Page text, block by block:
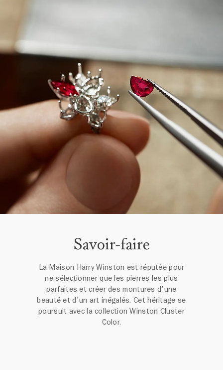
Savoir-faire
La Maison Harry Winston est réputée pour
ne sélectionner que les pierres les plus
parfaites et créer des montures d'une
beauté et d'un art inégalés. Cet héritage se
poursuit avec la collection Winston Cluster
Color.